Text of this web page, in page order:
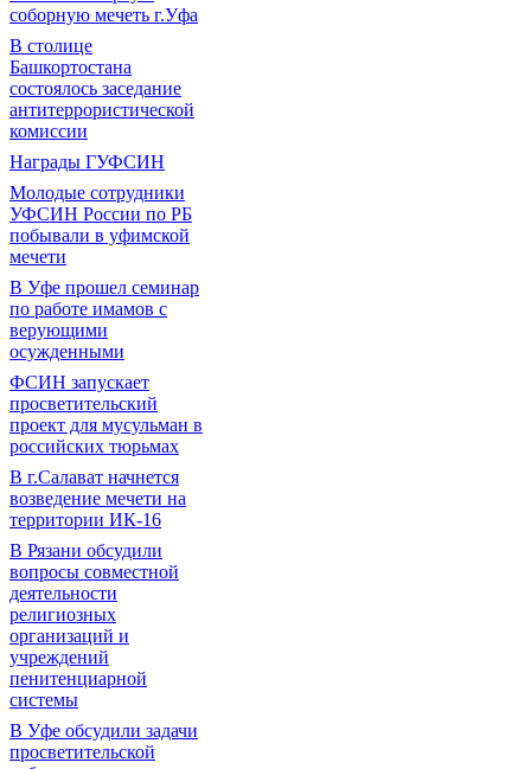
соборную мечеть г.Уфа
В столице
Башкортостана
состоялось заседание
антитеррористической
комиссии
Награды ГУФСИН
Молодые сотрудники
УФСИН России по РБ
побывали в уфимской
мечети
В Уфе прошел семинар
по работе имамов с
верующими
осужденными
ФСИН запускает
просветительский
проект для мусульман в
российских тюрьмах
В г.Салават начнется
возведение мечети на
территории ИК-16
В Рязани обсудили
вопросы совместной
деятельности
религиозных
организаций и
учреждений
пенитенциарной
системы
В Уфе обсудили задачи
просветительской